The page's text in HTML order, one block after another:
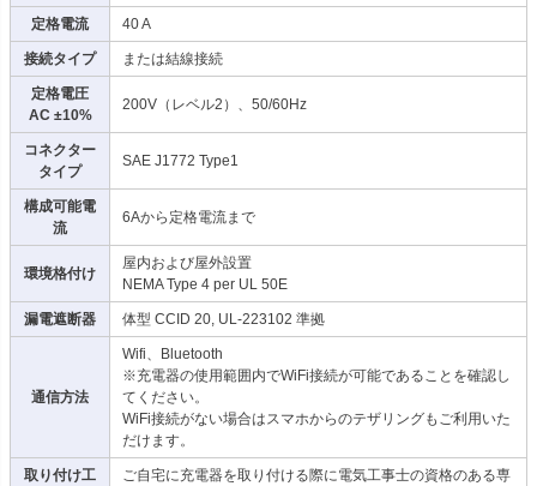
定格電流 40 A
接続タイプ または結線接続
定格電圧
AC ±10%
200V（レベル2）、50/60Hz
コネクター
タイプ
SAE J1772 Type1
構成可能電
流
6Aから定格電流まで
環境格付け
屋内および屋外設置
NEMA Type 4 per UL 50E
漏電遮断器 体型 CCID 20, UL-223102 準拠
通信方法
Wifi、Bluetooth
※充電器の使用範囲内でWiFi接続が可能であることを確認し
てください。
WiFi接続がない場合はスマホからのテザリングもご利用いた
だけます。
取り付け工
ご自宅に充電器を取り付ける際に電気工事士の資格のある専